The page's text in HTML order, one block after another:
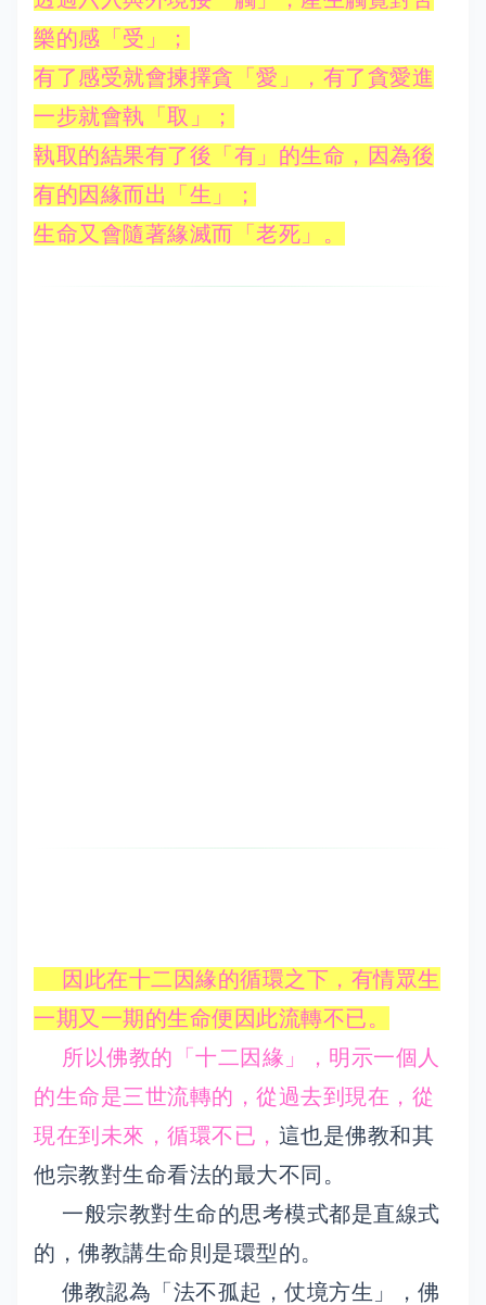
樂的感「受」；
有了感受就會揀擇貪「愛」，有了貪愛進
一步就會執「取」；
執取的結果有了後「有」的生命，因為後
有的因緣而出「生」；
生命又會隨著緣滅而「老死」。
因此在十二因緣的循環之下，有情眾生
一期又一期的生命便因此流轉不已。
所以佛教的「十二因緣」，明示一個人
的生命是三世流轉的，從過去到現在，從
現在到未來，循環不已， 這也是佛教和其
他宗教對生命看法的最大不同。
一般宗教對生命的思考模式都是直線式
的，佛教講生命則是環型的。
佛教認為「法不孤起，仗境方生」，佛